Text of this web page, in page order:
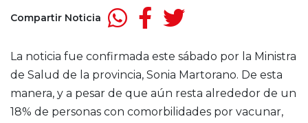
Compartir Noticia
La noticia fue confirmada este sábado por la Ministra
de Salud de la provincia, Sonia Martorano. De esta
manera, y a pesar de que aún resta alrededor de un
18% de personas con comorbilidades por vacunar,